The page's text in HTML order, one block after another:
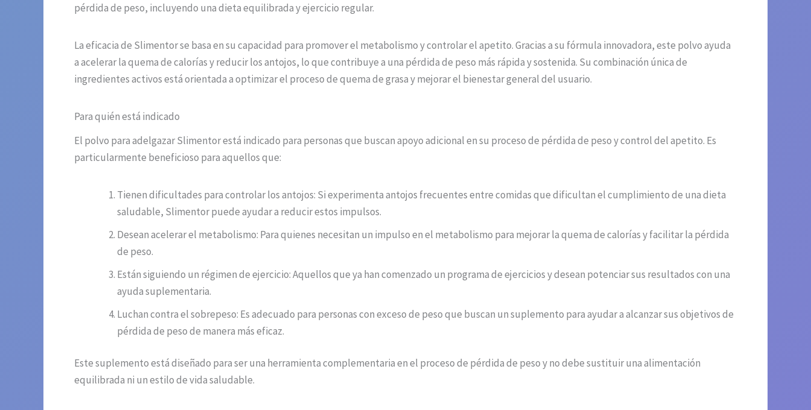
pérdida de peso, incluyendo una dieta equilibrada y ejercicio regular.
La eficacia de Slimentor se basa en su capacidad para promover el metabolismo y controlar el apetito. Gracias a su fórmula innovadora, este polvo ayuda
a acelerar la quema de calorías y reducir los antojos, lo que contribuye a una pérdida de peso más rápida y sostenida. Su combinación única de
ingredientes activos está orientada a optimizar el proceso de quema de grasa y mejorar el bienestar general del usuario.
Para quién está indicado
El polvo para adelgazar Slimentor está indicado para personas que buscan apoyo adicional en su proceso de pérdida de peso y control del apetito. Es
particularmente beneficioso para aquellos que:
Tienen dificultades para controlar los antojos: Si experimenta antojos frecuentes entre comidas que dificultan el cumplimiento de una dieta
saludable, Slimentor puede ayudar a reducir estos impulsos.
Desean acelerar el metabolismo: Para quienes necesitan un impulso en el metabolismo para mejorar la quema de calorías y facilitar la pérdida
de peso.
Están siguiendo un régimen de ejercicio: Aquellos que ya han comenzado un programa de ejercicios y desean potenciar sus resultados con una
ayuda suplementaria.
Luchan contra el sobrepeso: Es adecuado para personas con exceso de peso que buscan un suplemento para ayudar a alcanzar sus objetivos de
pérdida de peso de manera más eficaz.
Este suplemento está diseñado para ser una herramienta complementaria en el proceso de pérdida de peso y no debe sustituir una alimentación
equilibrada ni un estilo de vida saludable.